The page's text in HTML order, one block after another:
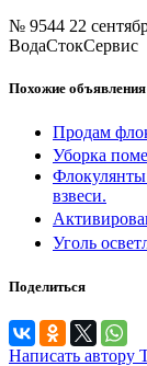
№ 9544 22
ВодаСтокСервис
Похожие объявления
Продам
Уборка
Флокулянты
взвеси.
Уголь
Поделиться
Написать автору